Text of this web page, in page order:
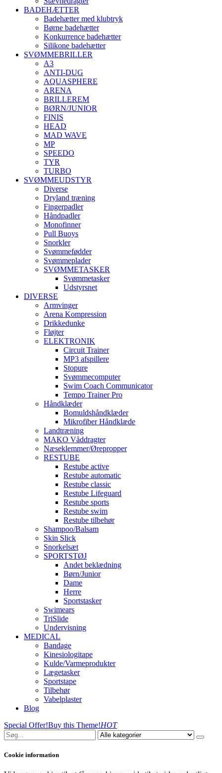
BADEHÆTTER
Badehætter med klubtryk
Børne badehætter
Konkurrence badehætter
Silikone badehætter
SVØMMEBRILLER
A3
ANTI-DUG
AQUASPHERE
ARENA
BRILLEREM
BØRN/JUNIOR
FINIS
HEAD
MAD WAVE
MP
SPEEDO
TYR
TURBO
SVØMMEUDSTYR
Diverse
Dryland træning
Fingerpadler
Håndpadler
Monofinner
Pull Buoys
Snorkler
Svømmefødder
Svømmeplader
SVØMMETASKER
Svømmetasker
Udstyrsnet
DIVERSE
Armvinger
Arena Kompression
Drikkedunke
Fløjter
ELEKTRONIK
Circuit Trainer
MP3 afspillere
Stopure
Svømmecomputer
Swim Coach Communicator
Tempo Trainer Pro
Håndklæder
Bomuldshåndklæder
Mikrofiber Håndklæde
Landtræning
MAKO Våddragter
Næseklemmer/Ørepropper
RESTUBE
Restube active
Restube automatic
Restube classic
Restube Lifeguard
Restube sports
Restube swim
Restube tilbehør
Shampoo/Balsam
Skin Slick
Snorkelsæt
SPORTSTØJ
Andet beklædning
Børn/Junior
Dame
Herre
Sportstasker
Swimears
TriSlide
Undervisning
MEDICAL
Bandage
Kinesiologitape
Kulde/Varmeprodukter
Lægetasker
Sportstape
Tilbehør
Vabelplaster
Blog
Special Offer!Buy this Theme!HOT
Cookie information